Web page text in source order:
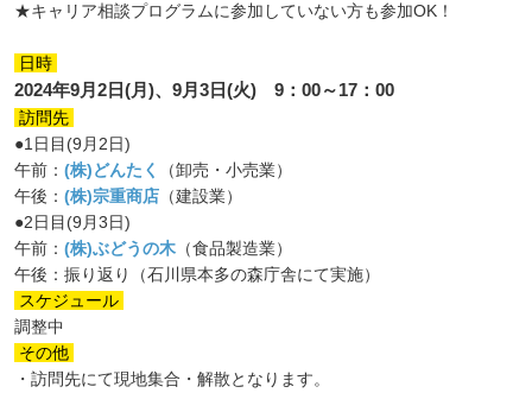
★キャリア相談プログラムに参加していない方も参加OK！
日時
2024年9月2日(月)、9月3日(火) 9：00～17：00
訪問先
●1日目(9月2日)
午前： (株)どんたく
（卸売・小売業）
午後： (株)宗重商店 （建設業）
●2日目(9月3日)
午前： (株)ぶどうの木 （食品製造業）
午後：振り返り（石川県本多の森庁舎にて実施）
スケジュール
調整中
その他
・訪問先にて現地集合・解散となります。